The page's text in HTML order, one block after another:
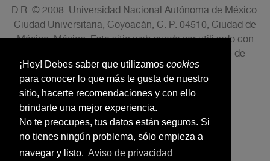
¡Hey! Debes saber que utilizamos cookies
para conocer lo que más te gusta de nuestro
sitio, hacerte recomendaciones y con ello
brindarte una mejor experiencia.
No te preocupes, tus datos están seguros. Si
no tienes ningún problema, sólo empieza a
navegar y listo. Aviso de privacidad
D.R. © 2008. Universidad Nacional Autónoma de México.
Ciudad Universitaria, Coyoacán, C. P. 04510, Ciudad de
México, México. Este sitio web puede ser utilizado con
fines no lucrativos siempre que se cite la fuente de
conformidad con el AVISO LEGAL.